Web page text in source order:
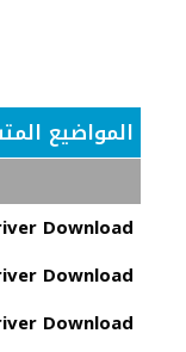
المواضيع
Download
Download
Download